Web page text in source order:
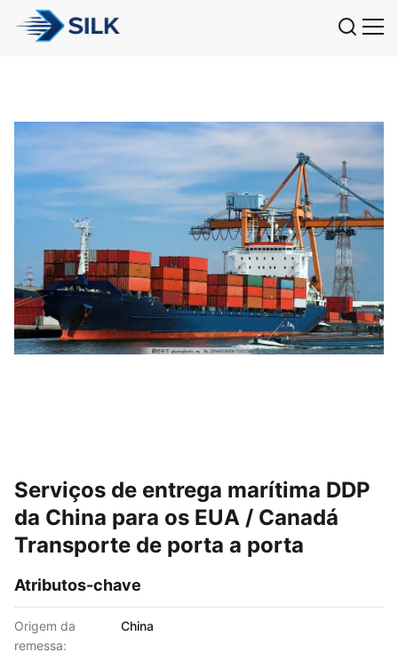
Serviços de entrega marítima DDP
da China para os EUA / Canadá
Transporte de porta a porta
Atributos-chave
Origem da
remessa:
China